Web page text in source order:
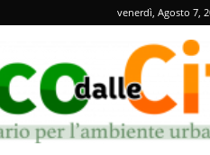
venerdì, Agosto 7,